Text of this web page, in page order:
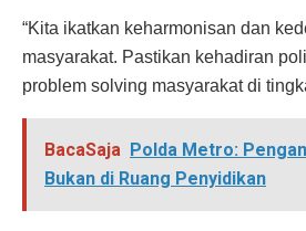
“Kita ikatkan keharmonisan dan
masyarakat. Pastikan kehadiran
problem solving masyarakat di
BacaSaja Polda Metro:
Bukan di Ruang Penyidikan